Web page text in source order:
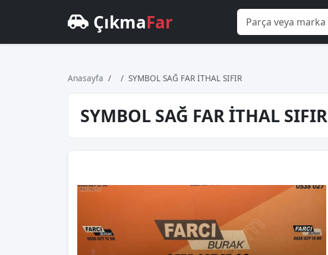
ÇıkmaFar
Anasayfa SYMBOL SAĞ FAR İTHAL SIFIR
SYMBOL SAĞ FAR İTHAL SIFIR